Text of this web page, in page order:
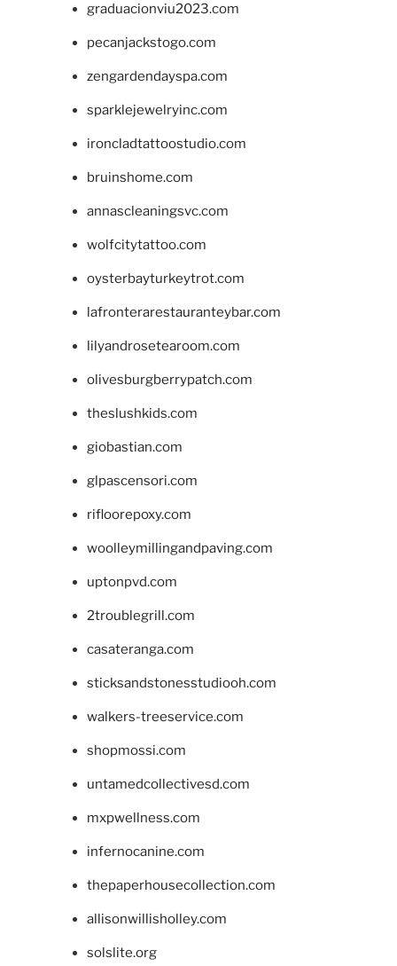
graduacionviu2023.com
pecanjackstogo.com
zengardendayspa.com
sparklejewelryinc.com
ironcladtattoostudio.com
bruinshome.com
annascleaningsvc.com
wolfcitytattoo.com
oysterbayturkeytrot.com
lafronterarestauranteybar.com
lilyandrosetearoom.com
olivesburgberrypatch.com
theslushkids.com
giobastian.com
glpascensori.com
rifloorepoxy.com
woolleymillingandpaving.com
uptonpvd.com
2troublegrill.com
casateranga.com
sticksandstonesstudiooh.com
walkers-treeservice.com
shopmossi.com
untamedcollectivesd.com
mxpwellness.com
infernocanine.com
thepaperhousecollection.com
allisonwillisholley.com
solslite.org